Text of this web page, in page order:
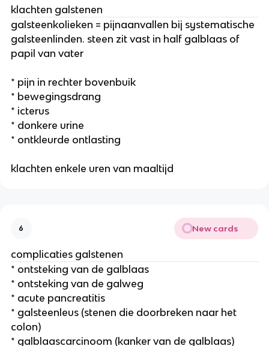
klachten galstenen
galsteenkolieken = pijnaanvallen bij systematische
galsteenlinden. steen zit vast in half galblaas of
papil van vater
* pijn in rechter bovenbuik
* bewegingsdrang
* icterus
* donkere urine
* ontkleurde ontlasting
klachten enkele uren van maaltijd
6 New cards
complicaties galstenen
* ontsteking van de galblaas
* ontsteking van de galweg
* acute pancreatitis
* galsteenleus (stenen die doorbreken naar het
colon)
* galblaascarcinoom (kanker van de galblaas)